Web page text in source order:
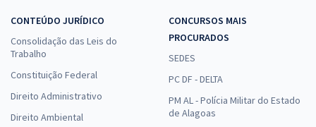
CONTEÚDO JURÍDICO
Consolidação das Leis do
Trabalho
Constituição Federal
Direito Administrativo
Direito Ambiental
CONCURSOS MAIS
PROCURADOS
SEDES
PC DF - DELTA
PM AL - Polícia Militar do Estado
de Alagoas